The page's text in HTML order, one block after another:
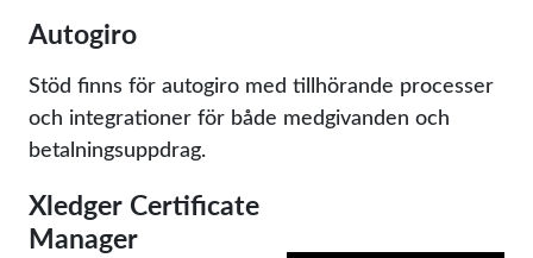
Autogiro
Stöd finns för autogiro med tillhörande processer
och integrationer för både medgivanden och
betalningsuppdrag.
Xledger Certificate
Manager